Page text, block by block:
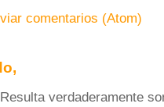
comentarios (Atom)
verdaderamente